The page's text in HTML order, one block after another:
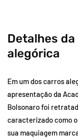
Detalhes
alegórica
Em um dos carros
apresentação da
Bolsonaro foi
caracterizado como
sua maquiagem